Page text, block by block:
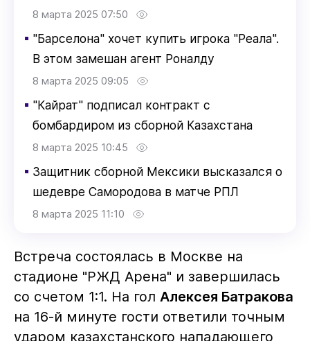
8 марта 2025 07:50
▪ "Барселона" хочет купить игрока "Реала".
В этом замешан агент Роналду
8 марта 2025 09:05
▪ "Кайрат" подписал контракт с
бомбардиром из сборной Казахстана
8 марта 2025 10:45
▪ Защитник сборной Мексики высказался о
шедевре Самородова в матче РПЛ
8 марта 2025 11:10
Встреча состоялась в Москве на
стадионе "РЖД Арена" и завершилась
со счетом 1:1. На гол Алексея Батракова
на 16-й минуте гости ответили точным
ударом казахстанского нападающего